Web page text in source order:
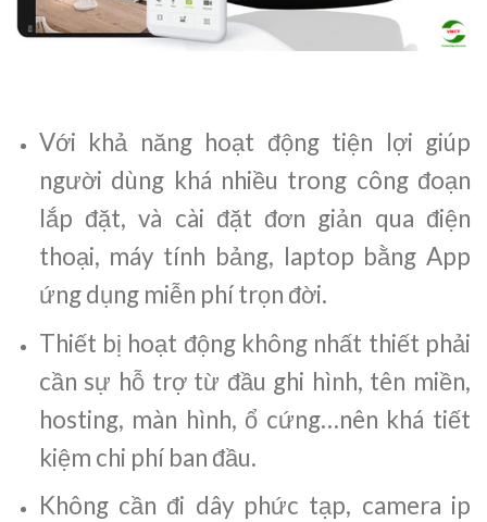
Với khả năng hoạt động tiện lợi giúp
người dùng khá nhiều trong công đoạn
lắp đặt, và cài đặt đơn giản qua điện
thoại, máy tính bảng, laptop bằng App
ứng dụng miễn phí trọn đời.
Thiết bị hoạt động không nhất thiết phải
cần sự hỗ trợ từ đầu ghi hình, tên miền,
hosting, màn hình, ổ cứng…nên khá tiết
kiệm chi phí ban đầu.
Không cần đi dây phức tạp, camera ip